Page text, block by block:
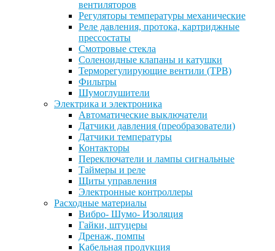
вентиляторов
Регуляторы температуры механические
Реле давления, протока, картриджные
прессостаты
Смотровые стекла
Соленоидные клапаны и катушки
Терморегулирующие вентили (ТРВ)
Фильтры
Шумоглушители
Электрика и электроника
Автоматические выключатели
Датчики давления (преобразователи)
Датчики температуры
Контакторы
Переключатели и лампы сигнальные
Таймеры и реле
Щиты управления
Электронные контроллеры
Расходные материалы
Вибро- Шумо- Изоляция
Гайки, штуцеры
Дренаж, помпы
Кабельная продукция